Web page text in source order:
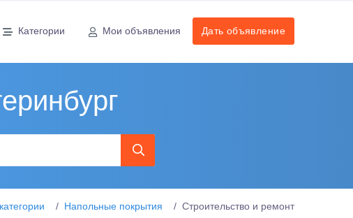
Категории Мои объявления Дать объявление
Напольные покрытия Строительство и ремонт